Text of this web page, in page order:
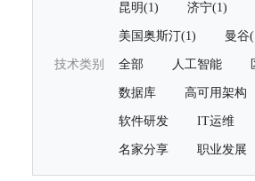
昆明(1) 济宁(1)
美国奥斯汀(1) 曼谷
技术类别 全部 人工智能
数据库 高可用架构
软件研发 IT运维
名家分享 职业发展